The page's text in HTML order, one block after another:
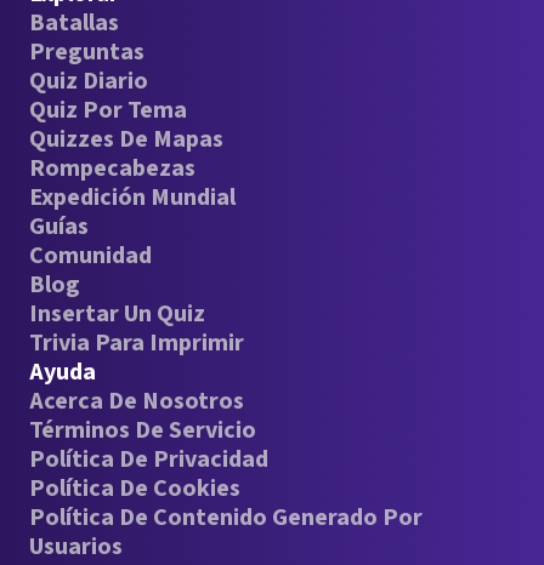
Batallas
Preguntas
Quiz Diario
Quiz Por Tema
Quizzes De Mapas
Rompecabezas
Expedición Mundial
Guías
Comunidad
Blog
Insertar Un Quiz
Trivia Para Imprimir
Ayuda
Acerca De Nosotros
Términos De Servicio
Política De Privacidad
Política De Cookies
Política De Contenido Generado Por
Usuarios